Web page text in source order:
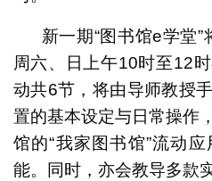
新一期“图书馆e学堂
周六、日上午10时至12
动共6节，将由导师教授
置的基本设定与日常操作
馆的“我家图书馆”流动
能。同时，亦会教导多款